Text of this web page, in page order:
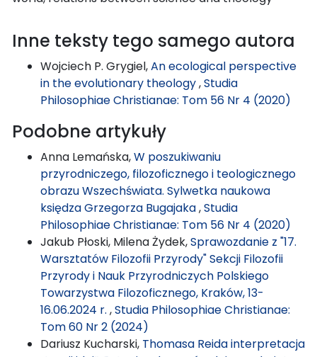
Inne teksty tego samego autora
Wojciech P. Grygiel,An ecological perspective
in the evolutionary theology,Studia
Philosophiae Christianae: Tom 56 Nr 4 (2020)
Podobne artykuły
Anna Lemańska,W poszukiwaniu
przyrodniczego, filozoficznego i teologicznego
obrazu Wszechświata. Sylwetka naukowa
księdza Grzegorza Bugajaka,Studia
Philosophiae Christianae: Tom 56 Nr 4 (2020)
Jakub Płoski, Milena Żydek,Sprawozdanie z "17.
Warsztatów Filozofii Przyrody" Sekcji Filozofii
Przyrody i Nauk Przyrodniczych Polskiego
Towarzystwa Filozoficznego, Kraków, 13-
16.06.2024 r. ,Studia Philosophiae Christianae:
Tom 60 Nr 2 (2024)
Dariusz Kucharski, Thomasa Reida interpretacja